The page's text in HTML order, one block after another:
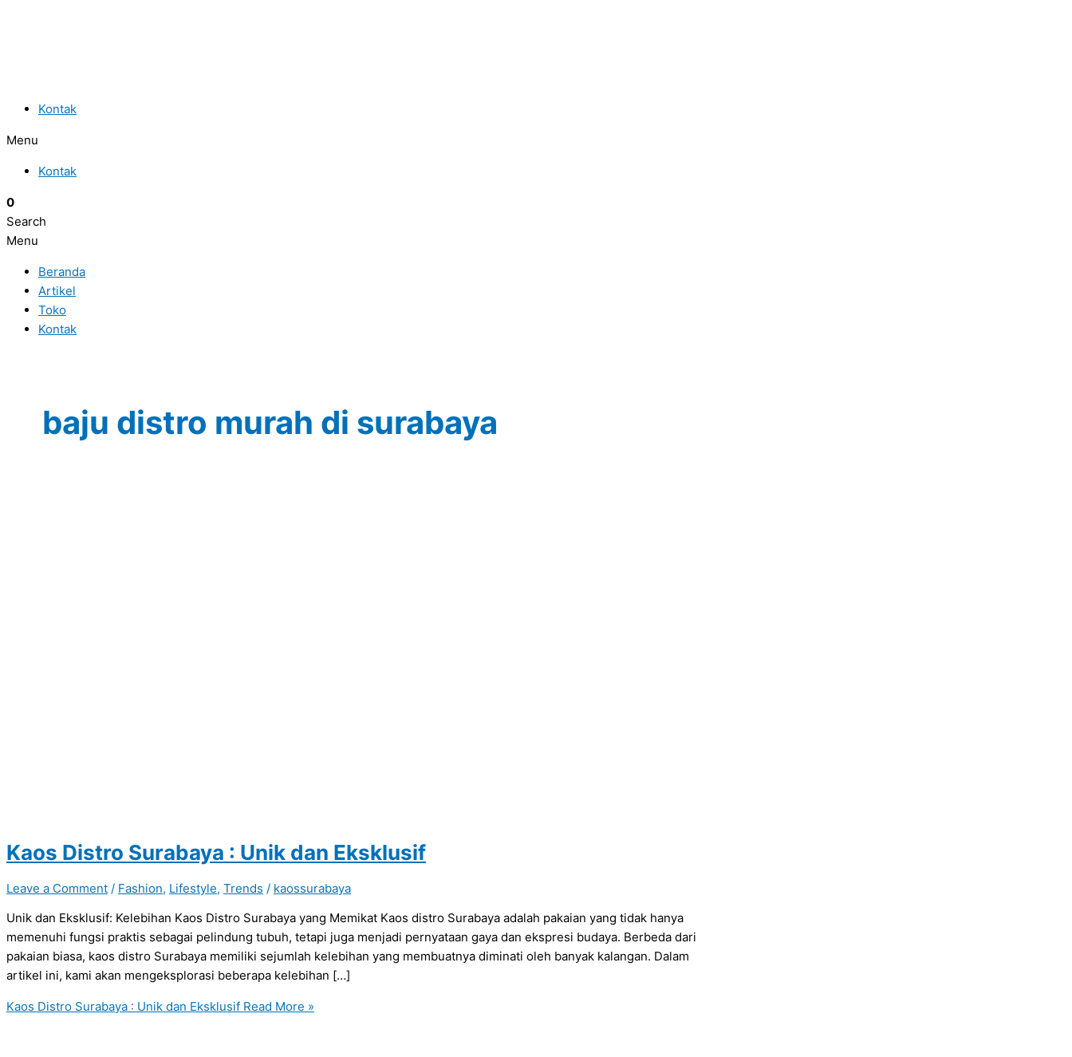
Kontak
Menu
Kontak
0
Search
Menu
Beranda
Artikel
Toko
Kontak
baju distro murah di surabaya
Kaos Distro Surabaya : Unik dan Eksklusif
Leave a Comment / Fashion, Lifestyle, Trends / kaossurabaya
Unik dan Eksklusif: Kelebihan Kaos Distro Surabaya yang Memikat Kaos distro Surabaya adalah pakaian yang tidak hanya
memenuhi fungsi praktis sebagai pelindung tubuh, tetapi juga menjadi pernyataan gaya dan ekspresi budaya. Berbeda dari
pakaian biasa, kaos distro Surabaya memiliki sejumlah kelebihan yang membuatnya diminati oleh banyak kalangan. Dalam
artikel ini, kami akan mengeksplorasi beberapa kelebihan […]
Kaos Distro Surabaya : Unik dan Eksklusif Read More »